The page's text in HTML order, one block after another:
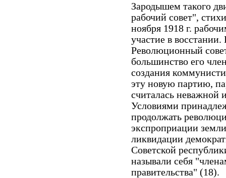
Зародышем такого
рабочий совет",
ноября 1918 г.
участие в
Революционный
большинство его
создания
эту новую партию,
считалась неважной
Условиями
продолжать
экспроприации
ликвидации
Советской
называли себя
правительства" (18).